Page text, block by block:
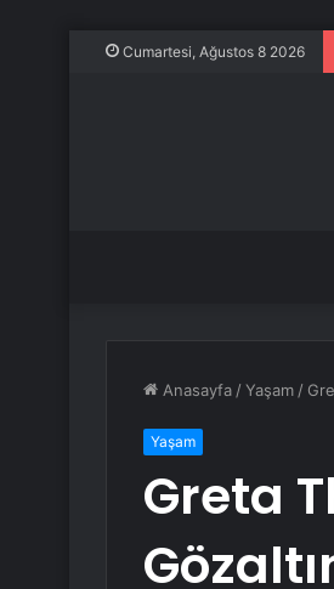
Cumartesi, Ağustos 8 2026
Anasayfa /Yaşam /
Yaşam
Greta